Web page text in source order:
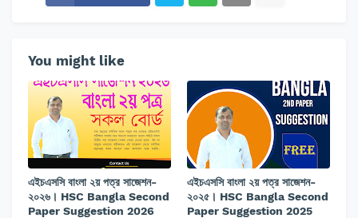
You might like
এইচএসসি বাংলা ২য় পত্র সাজেশন-
২০২৬। HSC Bangla Second
Paper Suggestion 2026
এইচএসসি বাংলা ২য় পত্র সাজেশন-
২০২৫। HSC Bangla Second
Paper Suggestion 2025